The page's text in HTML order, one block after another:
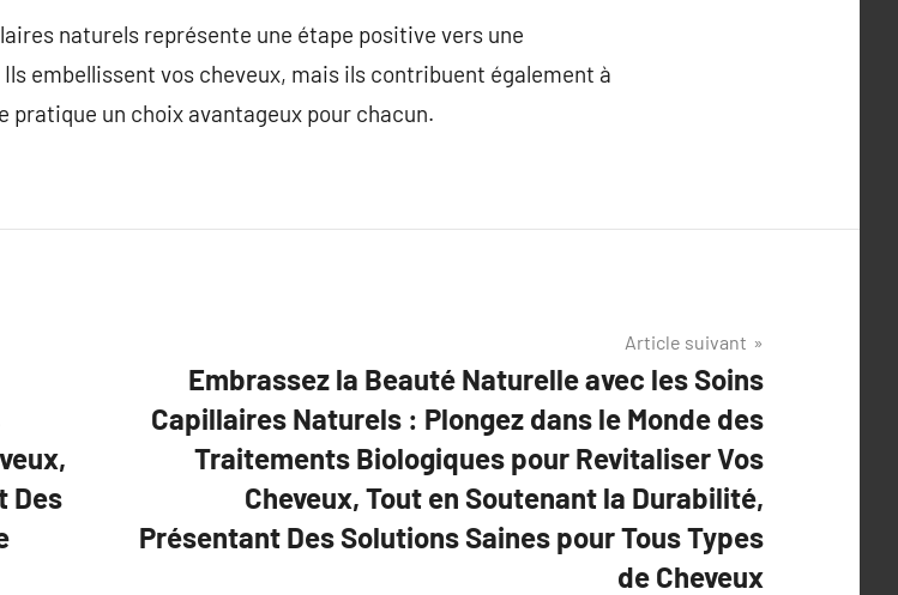
naturels représente une étape positive vers une
embellissent vos cheveux, mais ils contribuent également à
un choix avantageux pour chacun.
Des
Article suivant
Embrassez la Beauté Naturelle avec les Soins
Capillaires Naturels : Plongez dans le Monde des
Traitements Biologiques pour Revitaliser Vos
Cheveux, Tout en Soutenant la Durabilité,
Présentant Des Solutions Saines pour Tous Types
de Cheveux